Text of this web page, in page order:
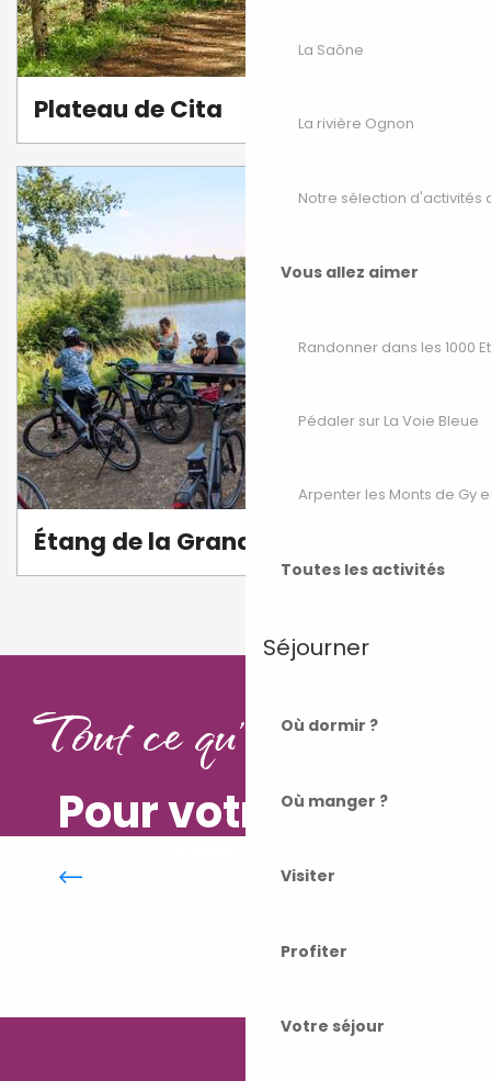
La Saône
La rivière Ognon
Notre sélection d'activités
Vous allez aimer
Randonner dans les 1000
Pédaler sur La Voie Bleue
Arpenter les Monts de Gy
Toutes les activités
Séjourner
Où dormir ?
Où manger ?
Visiter
Profiter
Votre séjour
Plateau de Cita
Étang de la Grande Chaussée
Tout ce qu'il vous faut
Pour votre séjour
Hôtellerie de plein air